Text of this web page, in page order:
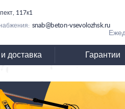
117к1
snab@beton-vsevolozhsk.ru
доставка Гарантии